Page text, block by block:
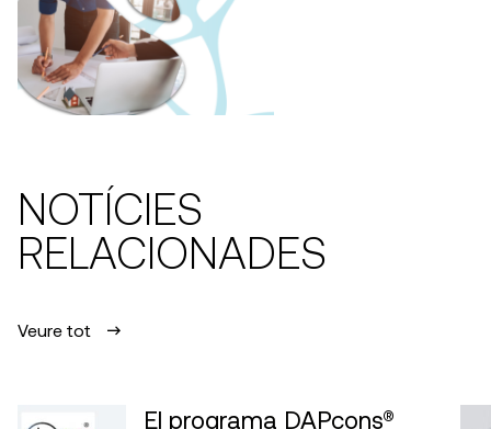
NOTÍCIES
RELACIONADES
Veure tot
El programa DAPcons®